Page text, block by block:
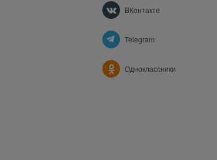
ВКонтакте
Telegram
Одноклассники